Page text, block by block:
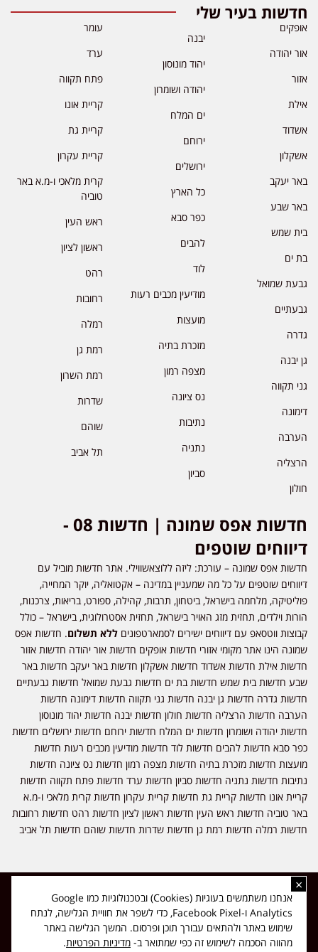
חדשות בעיר שלי
אופקים
אור יהודה
אזור
אילת
אשדוד
אשקלון
באר יעקב
באר שבע
בית שמש
בת ים
גבעת שמואל
גבעתיים
גדרה
גן יבנה
גני תקווה
דימונה
הערבה
הרצליה
חולון
יבנה
יהוד מונוסון
יהודה ושומרון
ים המלח
ירוחם
ירושלים
כל הארץ
כפר סבא
להבים
לוד
מודיעין מכבים רעות
מועצות
מזכרת בתיה
מצפה רמון
נס ציונה
נתיבות
נתניה
סביון
עומר
ערד
פתח תקווה
קריית אונו
קריית גת
קריית עקרון
קרית מלאכי ו-מ.א באר
טוביה
ראש העין
ראשון לציון
רהט
רחובות
רמלה
רמת גן
רמת השרון
שדרות
שוהם
תל אביב
חדשות אפס שמונה | חדשות 08 -
דיווחים שוטפים
חדשות אפס שמונה – עורכת: ליזה ללוצאשווילי. אתר חדשות מוביל עם
דיווחים שוטפים על כל מה שמעניין במדינה – אקטואליה, יוקר המחייה,
פוליטיקה, מלחמה בישראל, ביטחון, תרבות, קהילה, ספורט, בריאות, צרכנות,
הורות וילדים, תחזית מזג האויר בישראל, תחזית אסטרולוגית, בישראל – כולל
קבוצות ווטסאפ עם דיווחים ישירים לסמארטפונים ללא תשלום. חדשות אפס
שמונה הינו אתר מקומי אזורי חדשות אופקים חדשות אור יהודה חדשות אזור
חדשות אילת חדשות אשדוד חדשות אשקלון חדשות באר יעקב חדשות באר
שבע חדשות בית שמש חדשות בת ים חדשות גבעת שמואל חדשות גבעתיים
חדשות גדרה חדשות גן יבנה חדשות גני תקווה חדשות דימונה חדשות
הערבה חדשות הרצליה חדשות חולון חדשות יבנה חדשות יהוד מונוסון
חדשות יהודה ושומרון חדשות ים המלח חדשות ירוחם חדשות ירושלים חדשות
כפר סבא חדשות להבים חדשות לוד חדשות מודיעין מכבים רעות חדשות
מועצות חדשות מזכרת בתיה חדשות מצפה רמון חדשות נס ציונה חדשות
נתיבות חדשות נתניה חדשות סביון חדשות ערד חדשות פתח תקווה חדשות
קריית אונו חדשות קריית גת חדשות קריית עקרון חדשות קרית מלאכי ו-מ.א
באר טוביה חדשות ראש העין חדשות ראשון לציון חדשות רהט חדשות רחובות
חדשות רמלה חדשות רמת גן חדשות שדרות חדשות שוהם חדשות תל אביב
כל הזכויות שמורות ל-ליזה ללוצאשווילי - חדשות אפס שמונה - דיווחים בזמן
אמת, נוסד בשנת 2019 | טל' לפרסומים 054-9759222 מייל מערכת
news08.net@gmail.com
Made with ❤ byDIGITA
×
אנחנו משתמשים בעוגיות (Cookies) ובטכנולוגיות כמו Google
Analytics ו-Facebook Pixel, כדי לשפר את חוויית הגלישה, לנתח
שימוש באתר ולהתאים עבורך תוכן ופרסום. המשך הגלישה באתר
מהווה הסכמה לשימוש זה כפי שמתואר ב- מדיניות הפרטיות.